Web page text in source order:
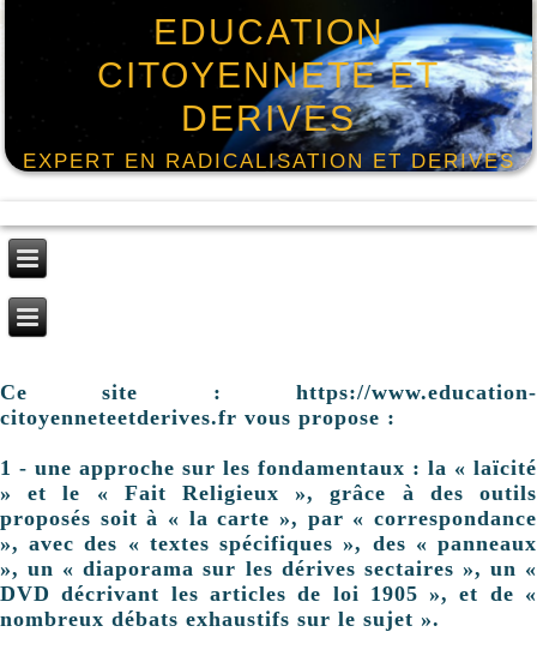
EDUCATION
CITOYENNETE ET
DERIVES
EXPERT EN RADICALISATION ET DERIVES
Ce site : https://www.education-
citoyenneteetderives.fr vous propose :
1 - une approche sur les fondamentaux : la « laïcité
» et le « Fait Religieux », grâce à des outils
proposés soit à « la carte », par « correspondance
», avec des « textes spécifiques », des « panneaux
», un « diaporama sur les dérives sectaires », un «
DVD décrivant les articles de loi 1905 », et de «
nombreux débats exhaustifs sur le sujet ».